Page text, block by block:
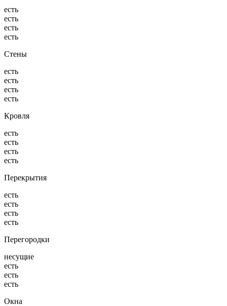
есть
есть
есть
есть
Стены
есть
есть
есть
есть
Кровля
есть
есть
есть
есть
Перекрытия
есть
есть
есть
есть
Перегородки
несущие
есть
есть
есть
Окна